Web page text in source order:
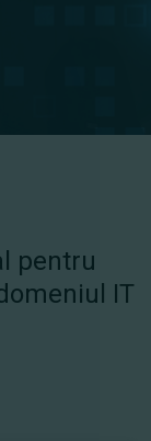
pentru
IT